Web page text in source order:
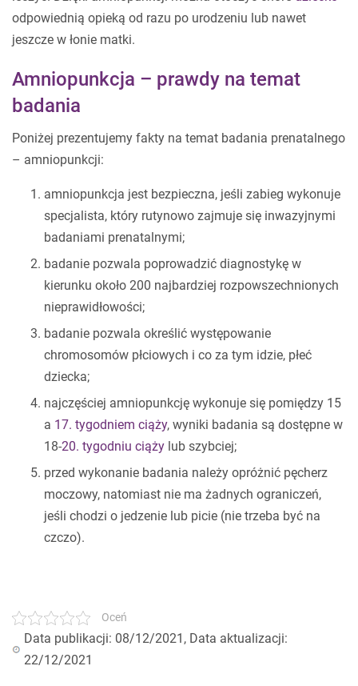
odpowiednią opieką od razu po urodzeniu lub nawet
jeszcze w łonie matki.
Amniopunkcja – prawdy na temat
badania
Poniżej prezentujemy fakty na temat badania prenatalnego
– amniopunkcji:
amniopunkcja jest bezpieczna, jeśli zabieg wykonuje
specjalista, który rutynowo zajmuje się inwazyjnymi
badaniami prenatalnymi;
badanie pozwala poprowadzić diagnostykę w
kierunku około 200 najbardziej rozpowszechnionych
nieprawidłowości;
badanie pozwala określić występowanie
chromosomów płciowych i co za tym idzie, płeć
dziecka;
najczęściej amniopunkcję wykonuje się pomiędzy 15
a 17. tygodniem ciąży, wyniki badania są dostępne w
18-20. tygodniu ciąży lub szybciej;
przed wykonanie badania należy opróżnić pęcherz
moczowy, natomiast nie ma żadnych ograniczeń,
jeśli chodzi o jedzenie lub picie (nie trzeba być na
czczo).
Oceń
Data publikacji: 08/12/2021, Data aktualizacji:
22/12/2021